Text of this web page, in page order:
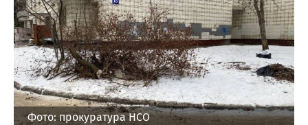
Фото: прокуратура НСО